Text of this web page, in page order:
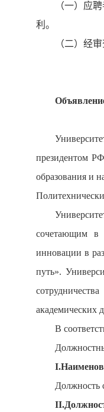
（一）应
利。
（二）经
президентом
образования и
сочетающим в
инновации в
путь».
академических
В
Должность